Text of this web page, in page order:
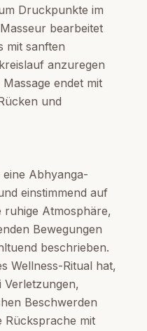
Druckpunkte im
bearbeitet
mit sanften
anzuregen
endet mit
und
Abhyanga-
einstimmend auf
ruhige Atmosphäre,
Bewegungen
beschrieben.
Wellness-Ritual hat,
Verletzungen,
Beschwerden
Rücksprache mit